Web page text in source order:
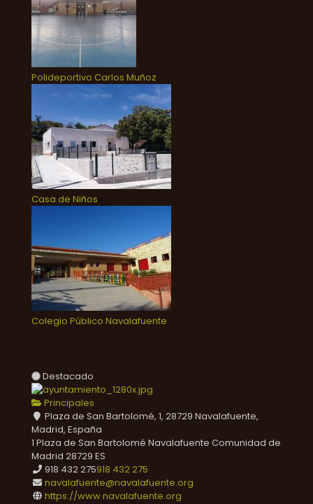
Polideportivo Carlos Muñoz
Casa de Niños
Colegio Público Navalafuente
Destacado
Principales
Plaza de San Bartolomé, 1, 28729 Navalafuente,
Madrid, España
1 Plaza de San Bartolomé Navalafuente Comunidad de
Madrid 28729 ES
918 432 275918 432 275
navalafuente@navalafuente.org
https://www.navalafuente.org